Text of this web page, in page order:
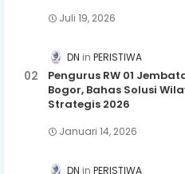
Juli 19, 2026
DN PERISTIWA
Pengurus RW 01
Bogor, Bahas Solusi
Strategis 2026
Januari 14, 2026
DN PERISTIWA